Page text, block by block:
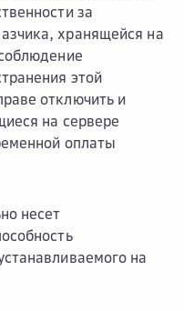
за
хранящейся на
этой
отключить и
на сервере
оплаты
несет
на